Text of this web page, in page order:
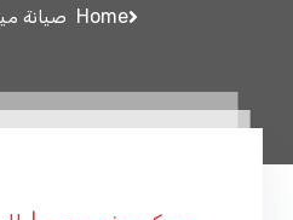
Home صيانة